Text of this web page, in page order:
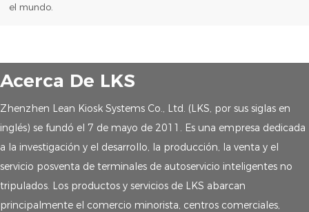
el mundo.
Acerca De LKS
Zhenzhen Lean Kiosk Systems Co., Ltd. (LKS, por sus siglas en
inglés) se fundó el 7 de mayo de 2011. Es una empresa dedicada
a la investigación y el desarrollo, la producción, la venta y el
servicio posventa de terminales de autoservicio inteligentes no
tripulados. Los productos y servicios de LKS abarcan
principalmente el comercio minorista, centros comerciales,